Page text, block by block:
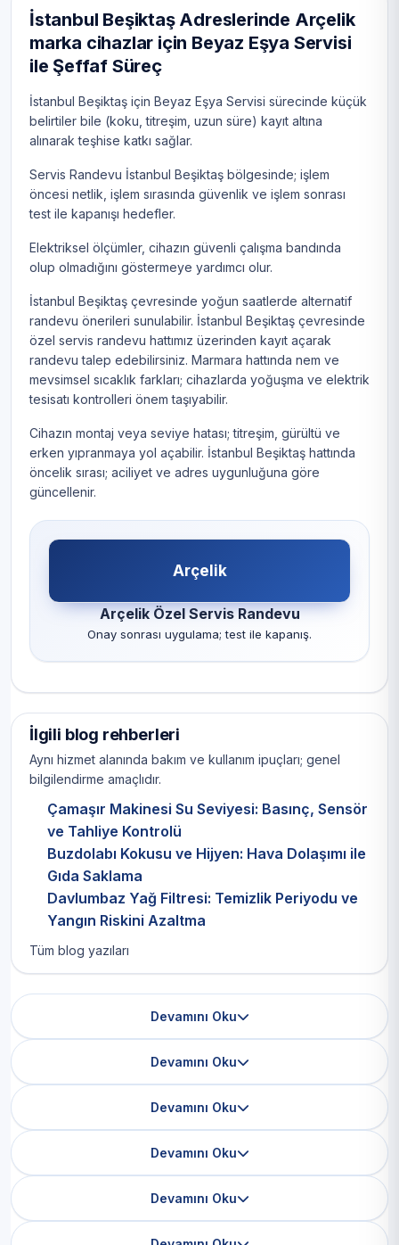
İstanbul Beşiktaş Adreslerinde Arçelik
marka cihazlar için Beyaz Eşya Servisi
ile Şeffaf Süreç
İstanbul Beşiktaş için Beyaz Eşya Servisi sürecinde küçük
belirtiler bile (koku, titreşim, uzun süre) kayıt altına
alınarak teşhise katkı sağlar.
Servis Randevu İstanbul Beşiktaş bölgesinde; işlem
öncesi netlik, işlem sırasında güvenlik ve işlem sonrası
test ile kapanışı hedefler.
Elektriksel ölçümler, cihazın güvenli çalışma bandında
olup olmadığını göstermeye yardımcı olur.
İstanbul Beşiktaş çevresinde yoğun saatlerde alternatif
randevu önerileri sunulabilir. İstanbul Beşiktaş çevresinde
özel servis randevu hattımız üzerinden kayıt açarak
randevu talep edebilirsiniz. Marmara hattında nem ve
mevsimsel sıcaklık farkları; cihazlarda yoğuşma ve elektrik
tesisatı kontrolleri önem taşıyabilir.
Cihazın montaj veya seviye hatası; titreşim, gürültü ve
erken yıpranmaya yol açabilir. İstanbul Beşiktaş hattında
öncelik sırası; aciliyet ve adres uygunluğuna göre
güncellenir.
Arçelik
Arçelik Özel Servis Randevu
Onay sonrası uygulama; test ile kapanış.
İlgili blog rehberleri
Aynı hizmet alanında bakım ve kullanım ipuçları; genel
bilgilendirme amaçlıdır.
Çamaşır Makinesi Su Seviyesi: Basınç, Sensör
ve Tahliye Kontrolü
Buzdolabı Kokusu ve Hijyen: Hava Dolaşımı ile
Gıda Saklama
Davlumbaz Yağ Filtresi: Temizlik Periyodu ve
Yangın Riskini Azaltma
Tüm blog yazıları
Devamını Oku
Devamını Oku
Devamını Oku
Devamını Oku
Devamını Oku